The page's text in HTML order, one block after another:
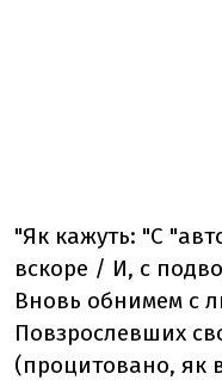
"Як кажуть: "С
вскоре / И, с
Вновь обнимем с
Повзрослевших
(процитовано, як